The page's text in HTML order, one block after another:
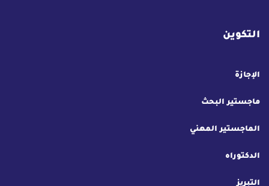
التكوين
الإجازة
ماجستير البحث
الماجستير المهني
الدكتوراه
التبريز